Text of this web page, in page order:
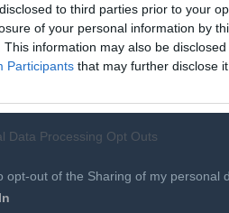
to third parties prior to your
of your personal information by
This information may also be
Participants that may further disclose
Data Processing Opt Outs
opt-out of the Sharing of my personal
το ΠΑΣΟΚ λόγω όσων συνέβησαν